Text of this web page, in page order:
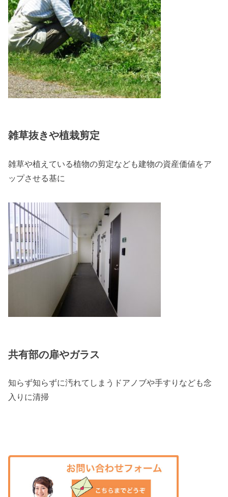
雑草抜きや植栽剪定
雑草や植えている植物の剪定なども建物の資産価値をア
ップさせる基に
共有部の扉やガラス
知らず知らずに汚れてしまうドアノブや手すりなども念
入りに清掃